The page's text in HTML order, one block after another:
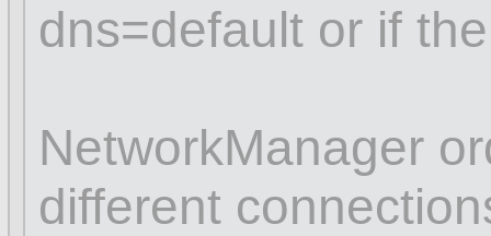
dns=default or if
NetworkManager
different